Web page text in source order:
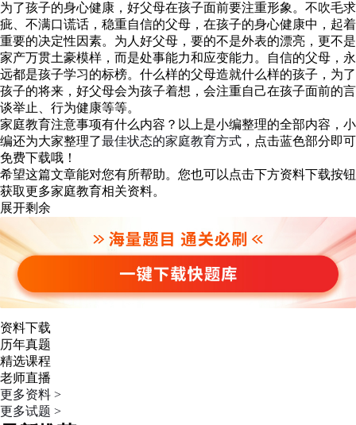
为了孩子的身心健康，好父母在孩子面前要注重形象。不吹毛求
疵、不满口谎话，稳重自信的父母，在孩子的身心健康中，起着
重要的决定性因素。为人好父母，要的不是外表的漂亮，更不是
家产万贯土豪模样，而是处事能力和应变能力。自信的父母，永
远都是孩子学习的标榜。什么样的父母造就什么样的孩子，为了
孩子的将来，好父母会为孩子着想，会注重自己在孩子面前的言
谈举止、行为健康等等。
家庭教育注意事项有什么内容？以上是小编整理的全部内容，小
编还为大家整理了最佳状态的家庭教育方式 ，点击蓝色部分即可
免费下载哦！
希望这篇文章能对您有所帮助。您也可以点击下方资料下载按钮
获取更多家庭教育相关资料。
展开剩余
资料下载
历年真题
精选课程
老师直播
更多资料 >
更多试题 >